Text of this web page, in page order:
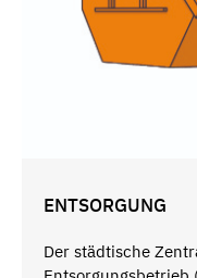
ENTSORGUNG
Der städtische